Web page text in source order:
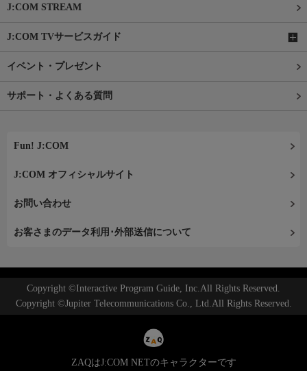
J:COM STREAM
J:COM TVサービスガイド
イベント・プレゼント
サポート・よくある質問
Fun! J:COM
J:COM オフィシャルサイト
お問い合わせ
お客さまのデータ利用･外部送信について
Copyright ©Interactive Program Guide, Inc.All Rights Reserved.
Copyright ©Jupiter Telecommunications Co., Ltd.All Rights Reserved.
ZAQはJ:COM NETのキャラクターです